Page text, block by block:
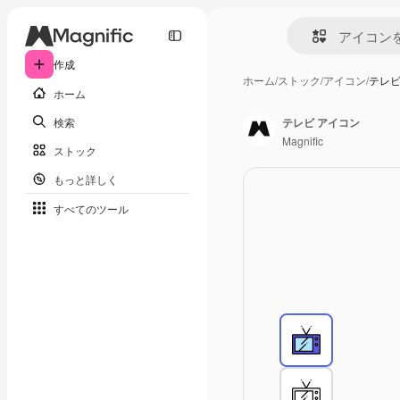
作成
ホーム
検索
ストック
もっと詳しく
すべてのツール
ホーム/ストック/アイコン/テレ
テレビ アイコン
Magnific